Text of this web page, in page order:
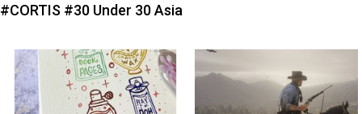
#CORTIS #30 Under 30 Asia